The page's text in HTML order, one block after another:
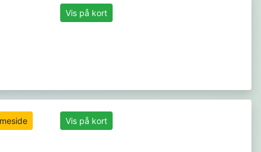
Vis på kort
Vis på kort